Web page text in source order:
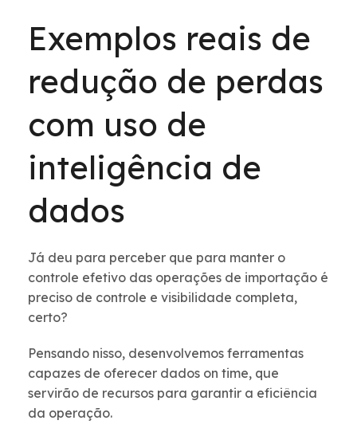
Exemplos reais de
redução de perdas
com uso de
inteligência de
dados
Já deu para perceber que para manter o
controle efetivo das operações de importação é
preciso de controle e visibilidade completa,
certo?
Pensando nisso, desenvolvemos ferramentas
capazes de oferecer dados on time, que
servirão de recursos para garantir a eficiência
da operação.